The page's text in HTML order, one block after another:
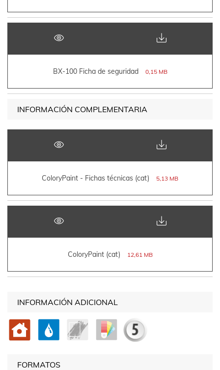
BX-100 Ficha de seguridad 0,15 MB
INFORMACIÓN COMPLEMENTARIA
ColoryPaint - Fichas técnicas (cat) 5,13 MB
ColoryPaint (cat) 12,61 MB
INFORMACIÓN ADICIONAL
FORMATOS